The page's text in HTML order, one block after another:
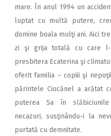
mare. În anul 1994 un
luptat cu multă putere,
domine boala mulţi ani. Aici
zi şi grija totală cu care l-
presbitera Ecaterina şi
oferit familia – copiii şi
părintele Ciocănel a arătat
puterea Sa în
necazuri, susţinându-i la
purtată cu demnitate.